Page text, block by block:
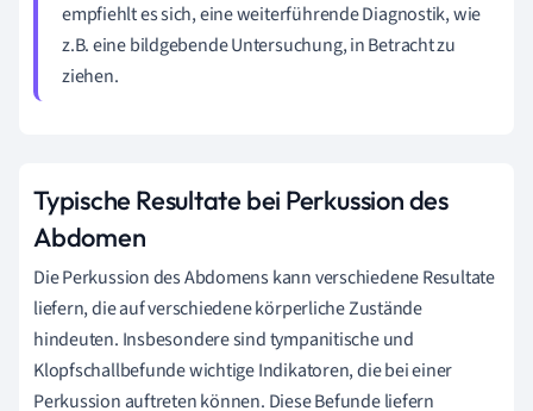
empfiehlt es sich, eine weiterführende Diagnostik, wie
z.B. eine bildgebende Untersuchung, in Betracht zu
ziehen.
Typische Resultate bei Perkussion des
Abdomen
Die Perkussion des Abdomens kann verschiedene Resultate
liefern, die auf verschiedene körperliche Zustände
hindeuten. Insbesondere sind tympanitische und
Klopfschallbefunde wichtige Indikatoren, die bei einer
Perkussion auftreten können. Diese Befunde liefern